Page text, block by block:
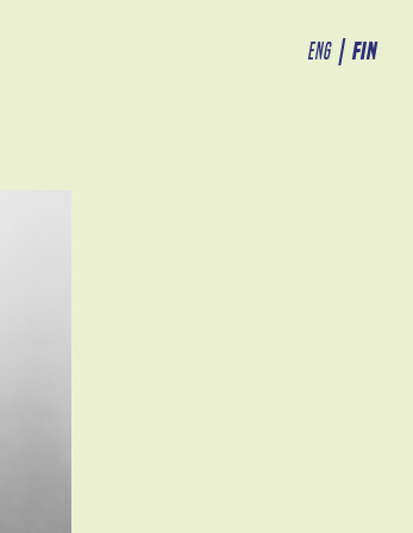
ENG | FIN